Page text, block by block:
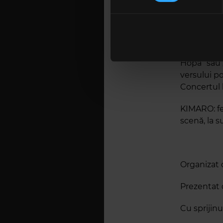
traficul. De asemenea, le
care folosiți site-ul nostru.
aceeași
urca pe
Hopa”
versului
Concertul
KIMARO:
scenă, la
Organizat
Prezentat
Cu